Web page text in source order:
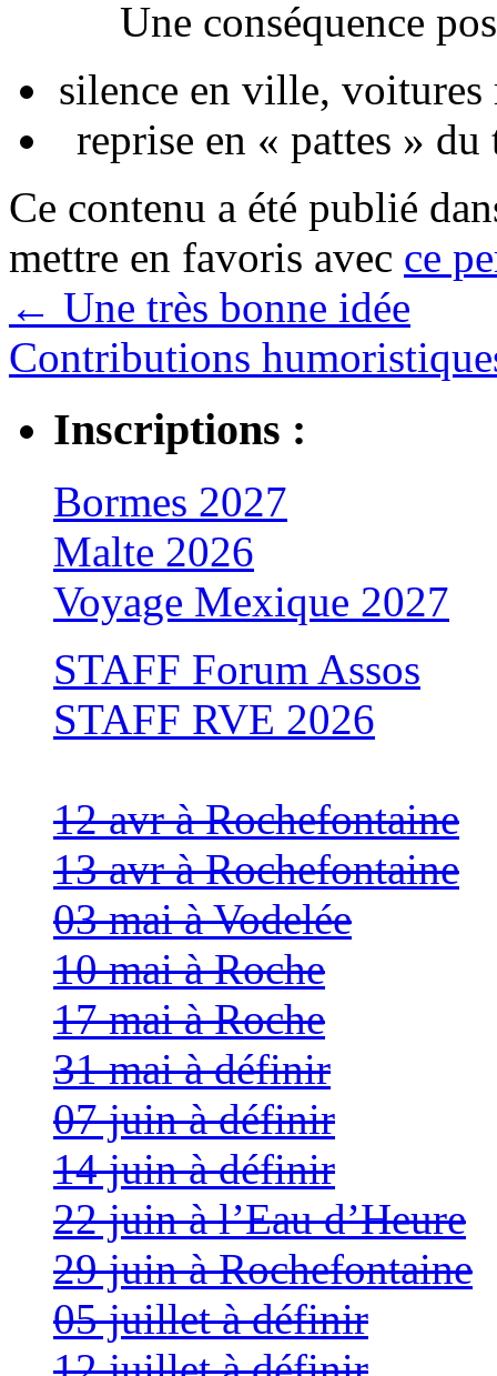
Une conséquence
silence en ville,
reprise en « pattes »
Ce contenu a été publié
mettre en favoris avec ce
← Une très bonne idée
Contributions
Inscriptions :
Bormes 2027
Malte 2026
Voyage Mexique 2027
STAFF Forum Assos
STAFF RVE 2026
12 avr à Rochefontaine
13 avr à Rochefontaine
03 mai à Vodelée
10 mai à Roche
17 mai à Roche
31 mai à définir
07 juin à définir
14 juin à définir
22 juin à l’Eau d’Heure
29 juin à Rochefontaine
05 juillet à définir